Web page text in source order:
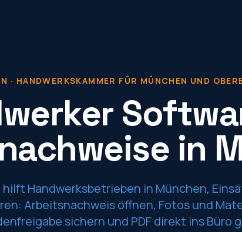
· HANDWERKSKAMMER FÜR MÜNCHEN UND
in
Handwerksbetrieben in München,
Arbeitsnachweis öffnen, Fotos und
sichern und PDF direkt ins Büro